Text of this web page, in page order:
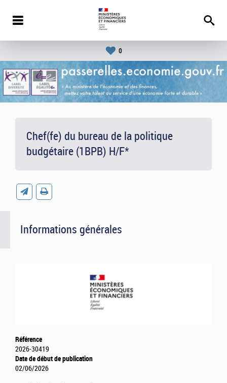
0
Chef(fe) du bureau de la politique
budgétaire (1BPB) H/F*
Informations générales
Référence
2026-30419
Date de début de publication
02/06/2026